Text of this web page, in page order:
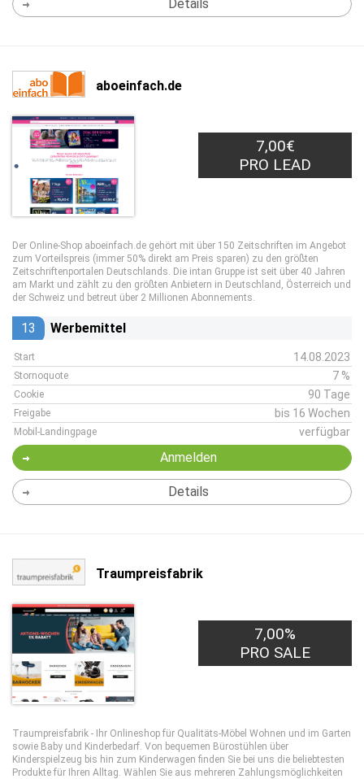
Details
aboeinfach.de
7,00€
PRO LEAD
Der Online-Shop aboeinfach.de gehört mit über 150 Zeitschriften im Angebot
zum Vorteilspreis (immer 50% direkt am Preis sparen) zu den größten
Zeitschriftenportalen Deutschlands. Die intan Gruppe ist seit über 40 Jahren
am Markt und zählt zu den größten Anbietern in Deutschland, Österreich und
der Schweiz und betreut über 2 Millionen Abonnements.
13 Werbemittel
Start 14.08.2023
Stornoquote 7 %
Cookie 90 Tage
Freigabe bis 16 Wochen
Mobil-Landingpage verfügbar
Anmelden
Details
Traumpreisfabrik
7,00%
PRO SALE
Traumpreisfabrik - Ihr Onlineshop für Qualitäts-Möbel Wohnen und im Garten
sowie Baby und Kinderbedarf. Von bequemen Bürostühlen über
Kinderspielzeug bis hin zum Kinderwagen finden Sie bei uns die beliebtesten
Produkte für Ihren Alltag. Wählen Sie aus mehreren Zahlungsmöglichkeiten